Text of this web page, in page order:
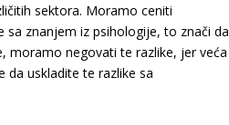
sektora. Moramo ceniti
znanjem iz psihologije, to znači da
moramo negovati te razlike, jer veća
da uskladite te razlike sa